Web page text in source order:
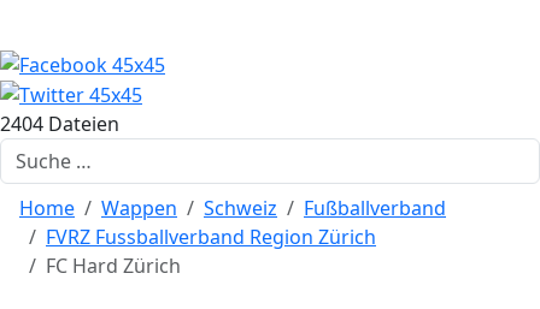
2404 Dateien
Suchen
Home Wappen Schweiz
Fußballverband
FVRZ Fussballverband Region Zürich
FC Hard Zürich